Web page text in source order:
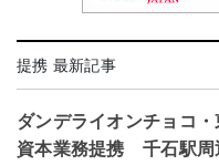
提携 最新記事
ダンデライオンチョコ・
資本業務提携 千石駅周